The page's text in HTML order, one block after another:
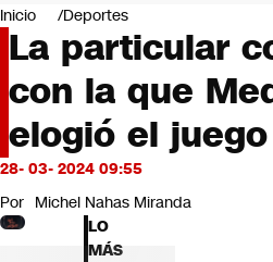
Negocios
Deportes
Programas completos
Cultura
Servicios
Bits
CNN Data
CNN tiempo
Futuro 360
Opinión
Inicio Deportes
La particular
con la que
elogió el
28- 03- 2024 09:55
Por Michel Nahas Miranda
LO
MÁS